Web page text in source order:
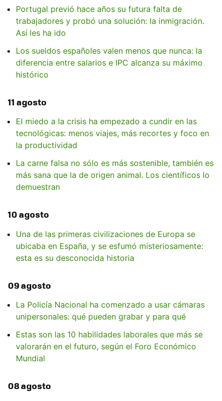
Portugal previó hace años su futura falta de
trabajadores y probó una solución: la inmigración.
Así les ha ido
Los sueldos españoles valen menos que nunca: la
diferencia entre salarios e IPC alcanza su máximo
histórico
11 agosto
El miedo a la crisis ha empezado a cundir en las
tecnológicas: menos viajes, más recortes y foco en
la productividad
La carne falsa no sólo es más sostenible, también es
más sana que la de origen animal. Los científicos lo
demuestran
10 agosto
Una de las primeras civilizaciones de Europa se
ubicaba en España, y se esfumó misteriosamente:
esta es su desconocida historia
09 agosto
La Policía Nacional ha comenzado a usar cámaras
unipersonales: qué pueden grabar y para qué
Estas son las 10 habilidades laborales que más se
valorarán en el futuro, según el Foro Económico
Mundial
08 agosto